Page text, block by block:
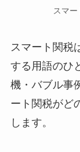
スマ
スマート関税
する用語のひ
機・バブル事
ート関税がど
します。